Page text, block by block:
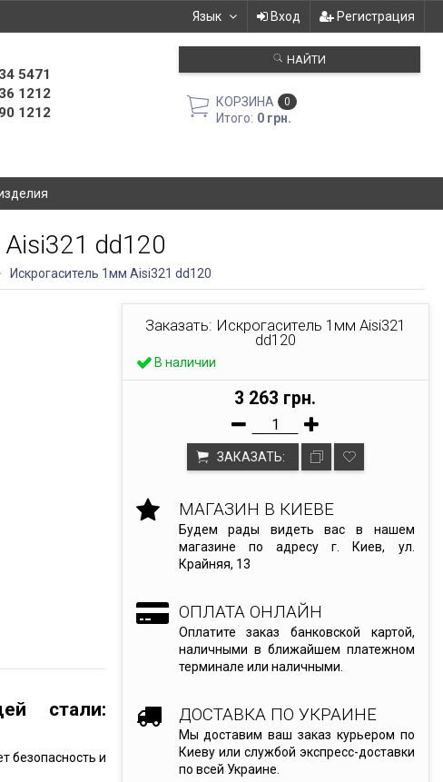
Язык Вход Регистрация
5471
1212
1212
НАЙТИ
КОРЗИНА 0
Итого: 0 грн.
dd120
Искрогаситель 1мм Aisi321 dd120
Заказать: Искрогаситель 1мм Aisi321
dd120
В наличии
3 263 грн.
ЗАКАЗАТЬ:
МАГАЗИН В КИЕВЕ
Будем рады видеть вас в нашем
магазине по адресу г. Киев, ул.
Крайняя, 13
ОПЛАТА ОНЛАЙН
Оплатите заказ банковской картой,
наличными в ближайшем платежном
терминале или наличными.
ДОСТАВКА ПО УКРАИНЕ
Мы доставим ваш заказ курьером по
Киеву или службой экспресс-доставки
по всей Украине.
стали:
безопасность и